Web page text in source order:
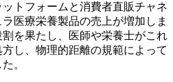
トフォームと消費者直販チャネ
医療栄養製品の売上が増加しま
を果たし、医師や栄養士がこれ
し、物理的距離の規範によって
。